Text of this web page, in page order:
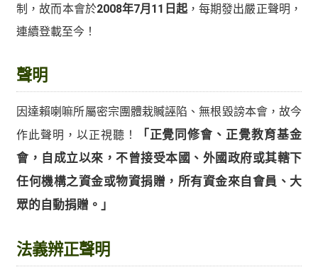
制，故而本會於2008年7月11日起，每期發出嚴正聲明，
連續登載至今！
聲明
因達賴喇嘛所屬密宗團體栽贓誣陷、無根毀謗本會，故今
作此聲明，以正視聽！
「正覺同修會、正覺教育基金
會，自成立以來，不曾接受本國、外國政府或其轄下
任何機構之資金或物資捐贈，所有資金來自會員、大
眾的自動捐贈。」
法義辨正聲明